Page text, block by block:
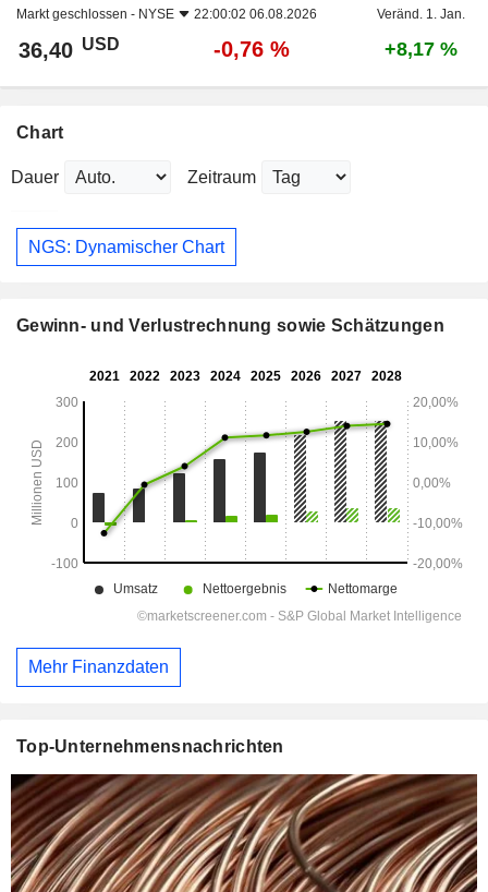
Markt geschlossen - NYSE 22:00:02 06.08.2026 Veränd. 1. Jan.
36,40 USD -0,76 % +8,17 %
Chart
Dauer Zeitraum
NGS: Dynamischer Chart
Gewinn- und Verlustrechnung sowie Schätzungen
Mehr Finanzdaten
Top-Unternehmensnachrichten